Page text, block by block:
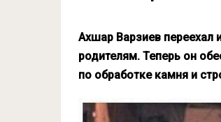
Ахшар Варзиев переехал
родителям. Теперь он
по обработке камня и